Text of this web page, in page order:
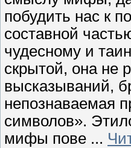
побудить нас к
составной
чудесному и
скрытой, она не
высказываний,
непознаваемая
символов».
мифы пове ...